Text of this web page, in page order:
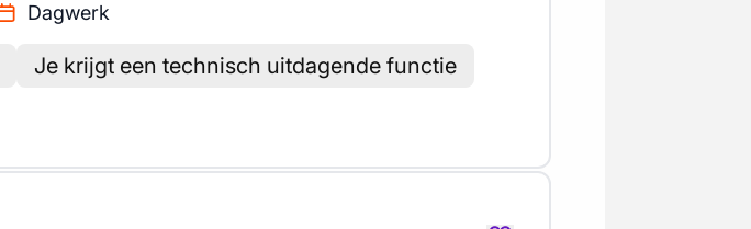
Dagwerk
Je krijgt een technisch uitdagende functie